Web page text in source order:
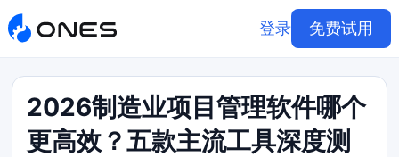
登录 免费试用
2026制造业项目管理软件哪个
更高效？五款主流工具深度测